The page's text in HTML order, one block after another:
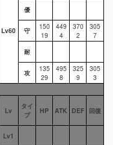
Lv60
優
守
150
19
449
4
370
2
305
7
耐
攻
135
29
495
8
325
9
305
3
Lv
タイ
プ
HP ATK DEF 回復
Lv1